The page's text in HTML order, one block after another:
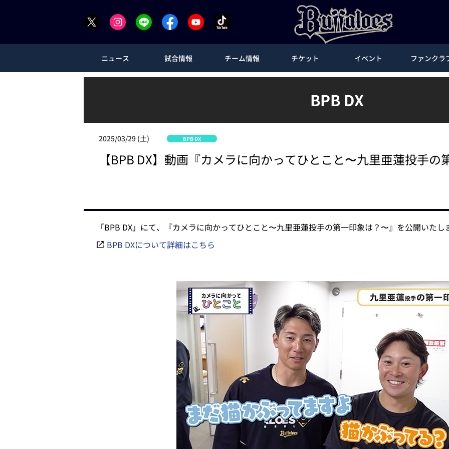
ニュース 試合情報 チーム情報 チケット イベント ファンクラ
BPB DX
2025/03/29 (土) BPB DX
【BPB DX】動画『カメラに向かってひとこと〜九里亜蓮投手
「BPB DX」にて、『カメラに向かってひとこと〜九里亜蓮投手の第一印象は？〜』を公開いたし
BPB DXについて詳細はこちら